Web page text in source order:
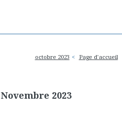
octobre 2023 Page d'accueil
Novembre 2023